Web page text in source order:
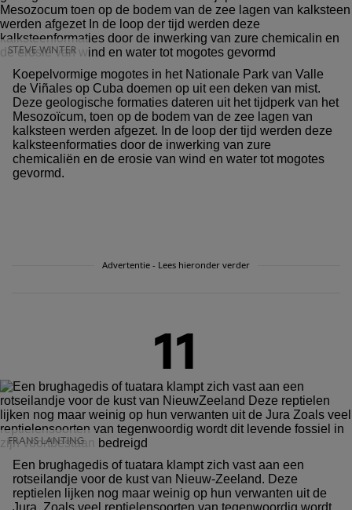
STEVE WINTER
Koepelvormige mogotes in het Nationale Park van Valle
de Viñales op Cuba doemen op uit een deken van mist.
Deze geologische formaties dateren uit het tijdperk van het
Mesozoïcum, toen op de bodem van de zee lagen van
kalksteen werden afgezet. In de loop der tijd werden deze
kalksteenformaties door de inwerking van zure
chemicaliën en de erosie van wind en water tot mogotes
gevormd.
Advertentie - Lees hieronder verder
11
FRANS LANTING
Een brughagedis of tuatara klampt zich vast aan een
rotseilandje voor de kust van Nieuw-Zeeland. Deze
reptielen lijken nog maar weinig op hun verwanten uit de
Jura. Zoals veel reptielensoorten van tegenwoordig wordt